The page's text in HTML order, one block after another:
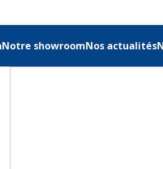
Notre showroomNos actualités